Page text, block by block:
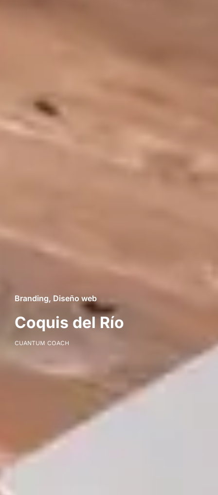
Branding, Diseño web
Coquis del Río
CUANTUM COACH